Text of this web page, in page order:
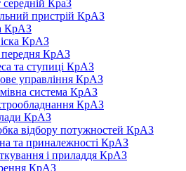
середній КраЗ
пристрій КрАЗ
КрАЗ
КрАЗ
передня КрАЗ
та ступиці КрАЗ
управління КрАЗ
система КрАЗ
КрАЗ
КрАЗ
відбору потужностей КрАЗ
та приналежності КрАЗ
і приладдя КрАЗ
КрАЗ